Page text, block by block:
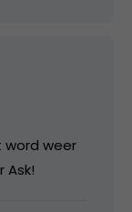
word weer
Ask!